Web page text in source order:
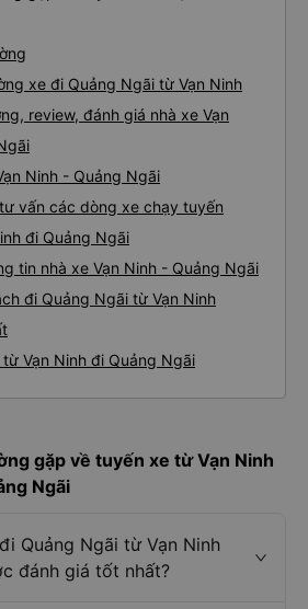
xe đi Quảng Ngãi từ Vạn Ninh
review, đánh giá nhà xe Vạn
Ninh - Quảng Ngãi
vấn các dòng xe chạy tuyến
đi Quảng Ngãi
tin nhà xe Vạn Ninh - Quảng Ngãi
đi Quảng Ngãi từ Vạn Ninh
Vạn Ninh đi Quảng Ngãi
gặp về tuyến xe từ Vạn Ninh
Ngãi
Quảng Ngãi từ Vạn Ninh
đánh giá tốt nhất?